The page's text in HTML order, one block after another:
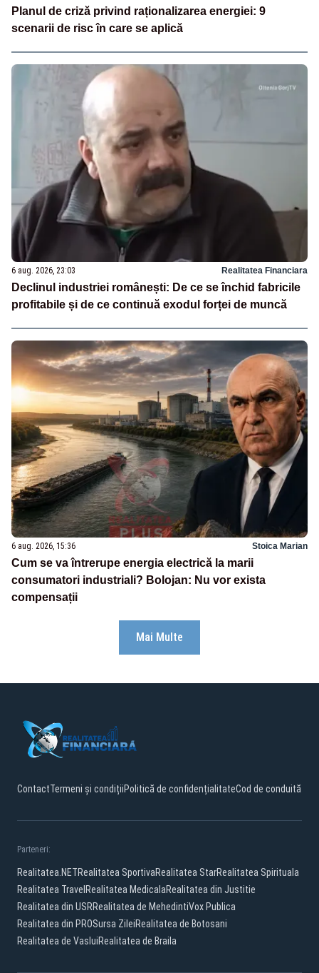
Planul de criză privind raționalizarea energiei: 9
scenarii de risc în care se aplică
6 aug. 2026, 23:03 Realitatea Financiara
Declinul industriei românești: De ce se închid fabricile
profitabile și de ce continuă exodul forței de muncă
6 aug. 2026, 15:36 Stoica Marian
Cum se va întrerupe energia electrică la marii
consumatori industriali? Bolojan: Nu vor exista
compensații
Mai Multe
ContactTermeni și condițiiPolitică de confidențialitateCod de conduită
Parteneri:
Realitatea.NETRealitatea SportivaRealitatea StarRealitatea Spirituala
Realitatea Travel Realitatea MedicalaRealitatea din Justitie
Realitatea din USRRealitatea de MehedintiVox Publica
Realitatea din PROSursa ZileiRealitatea de Botosani
Realitatea de VasluiRealitatea de Braila